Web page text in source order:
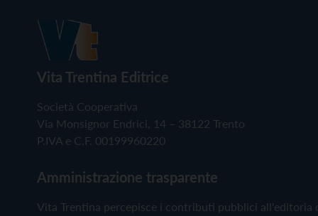
Vita Trentina Editrice
Società Cooperativa
Via Monsignor Endrici, 14 – 38122 Trento
P.IVA e C.F. 00199960220
Amministrazione trasparente
Vita Trentina percepisce i contributi pubblici all'editoria